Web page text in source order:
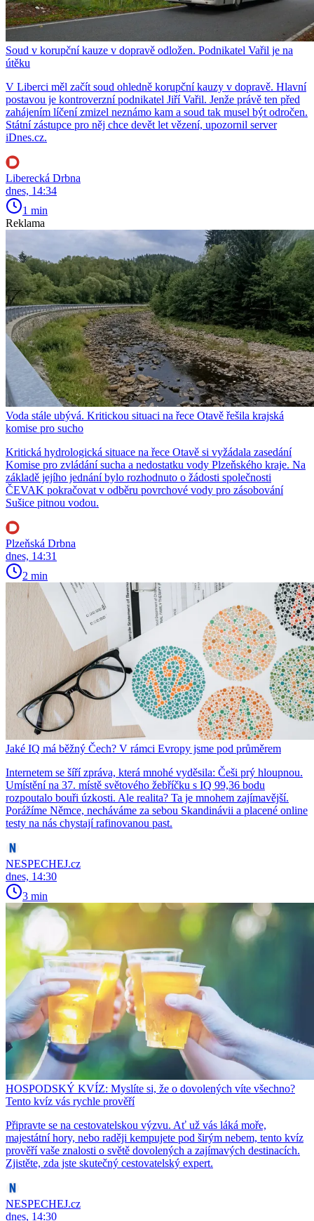
Soud v korupční kauze v dopravě odložen. Podnikatel Vařil je na
útěku
V Liberci měl začít soud ohledně korupční kauzy v dopravě. Hlavní
postavou je kontroverzní podnikatel Jiří Vařil. Jenže právě ten před
zahájením líčení zmizel neznámo kam a soud tak musel být odročen.
Státní zástupce pro něj chce devět let vězení, upozornil server
iDnes.cz.
Liberecká Drbna
dnes, 14:34
1 min
Reklama
Voda stále ubývá. Kritickou situaci na řece Otavě řešila krajská
komise pro sucho
Kritická hydrologická situace na řece Otavě si vyžádala zasedání
Komise pro zvládání sucha a nedostatku vody Plzeňského kraje. Na
základě jejího jednání bylo rozhodnuto o žádosti společnosti
ČEVAK pokračovat v odběru povrchové vody pro zásobování
Sušice pitnou vodou.
Plzeňská Drbna
dnes, 14:31
2 min
Jaké IQ má běžný Čech? V rámci Evropy jsme pod průměrem
Internetem se šíří zpráva, která mnohé vyděsila: Češi prý hloupnou.
Umístění na 37. místě světového žebříčku s IQ 99,36 bodu
rozpoutalo bouři úzkosti. Ale realita? Ta je mnohem zajímavější.
Porážíme Němce, necháváme za sebou Skandinávii a placené online
testy na nás chystají rafinovanou past.
NESPECHEJ.cz
dnes, 14:30
3 min
HOSPODSKÝ KVÍZ: Myslíte si, že o dovolených víte všechno?
Tento kvíz vás rychle prověří
Připravte se na cestovatelskou výzvu. Ať už vás láká moře,
majestátní hory, nebo raději kempujete pod širým nebem, tento kvíz
prověří vaše znalosti o světě dovolených a zajímavých destinacích.
Zjistěte, zda jste skutečný cestovatelský expert.
NESPECHEJ.cz
dnes, 14:30